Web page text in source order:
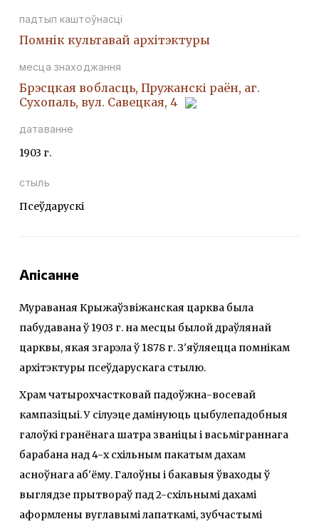
падтып каштоўнасці
Помнiк культавай архiтэктуры
месца знаходжання
Брэсцкая вобласць, Пружанскі раён, аг.
Сухопаль, вул. Савецкая, 4
датаванне
1903 г.
стыль
Псеўдарускі
Апісанне
Мураваная Крыжаўзвіжанская царква была
пабудавана ў 1903 г. на месцы былой драўлянай
царквы, якая згарэла ў 1878 г. З'яўляецца помнікам
архітэктуры псеўдарускага стылю.
Храм чатырохчастковай падоўжна-восевай
кампазіцыі. У сілуэце дамінуюць цыбулепадобныя
галоўкі гранёнага шатра званіцы і васьміграннага
барабана над 4-х схільным пакатым дахам
асноўнага аб'ёму. Галоўны і бакавыя ўваходы ў
выглядзе прытвораў пад 2-схільнымі дахамі
аформлены вуглавымі лапаткамі, зубчастымі